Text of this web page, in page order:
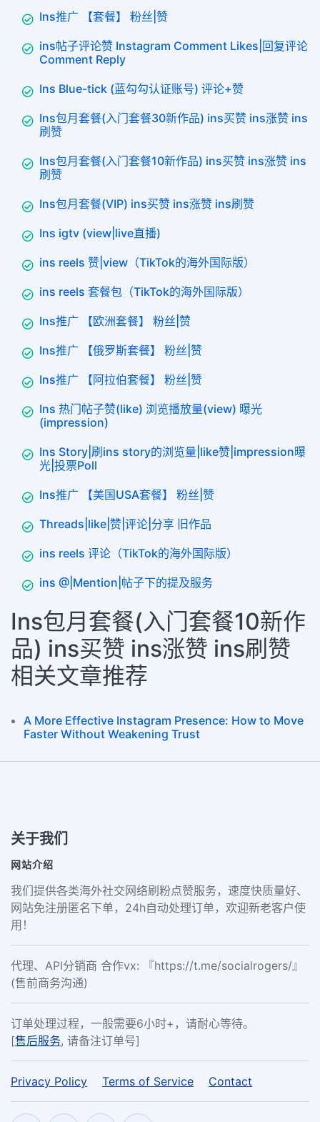
Ins推广 【套餐】 粉丝|赞
ins帖子评论赞 Instagram Comment Likes|回复评论
Comment Reply
Ins Blue-tick (蓝勾勾认证账号) 评论+赞
Ins包月套餐(入门套餐30新作品) ins买赞 ins涨赞 ins
刷赞
Ins包月套餐(入门套餐10新作品) ins买赞 ins涨赞 ins
刷赞
Ins包月套餐(VIP) ins买赞 ins涨赞 ins刷赞
Ins igtv (view|live直播)
ins reels 赞|view（TikTok的海外国际版）
ins reels 套餐包（TikTok的海外国际版）
Ins推广 【欧洲套餐】 粉丝|赞
Ins推广 【俄罗斯套餐】 粉丝|赞
Ins推广 【阿拉伯套餐】 粉丝|赞
Ins 热门帖子赞(like) 浏览播放量(view) 曝光
(impression)
Ins Story|刷ins story的浏览量|like赞|impression曝
光|投票Poll
Ins推广 【美国USA套餐】 粉丝|赞
Threads|like|赞|评论|分享 旧作品
ins reels 评论（TikTok的海外国际版）
ins @|Mention|帖子下的提及服务
Ins包月套餐(入门套餐10新作
品) ins买赞 ins涨赞 ins刷赞
相关文章推荐
A More Effective Instagram Presence: How to Move
Faster Without Weakening Trust
关于我们
网站介绍
我们提供各类海外社交网络刷粉点赞服务，速度快质量好、
网站免注册匿名下单，24h自动处理订单，欢迎新老客户使
用！
代理、API分销商 合作vx: 『https://t.me/socialrogers/』
(售前商务沟通)
订单处理过程，一般需要6小时+，请耐心等待。
[售后服务, 请备注订单号]
Privacy Policy Terms of Service Contact